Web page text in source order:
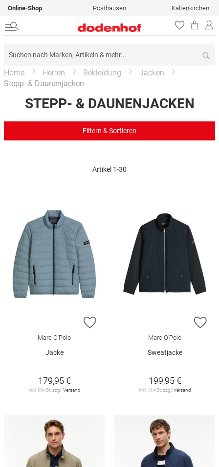
Online-Shop Posthausen Kaltenkirchen
Home Herren Bekleidung
Jacken
Stepp- & Daunenjacken
STEPP- & DAUNENJACKEN
Artikel 1-30
ZUR WUNSCHLISTE HINZUFÜGEN
Marc O'Polo
Jacke
179,95 €
inkl. MwSt. zzgl. Versand
Marc O'Polo
Sweatjacke
199,95 €
inkl. MwSt. zzgl. Versand
Filtern & Sortieren